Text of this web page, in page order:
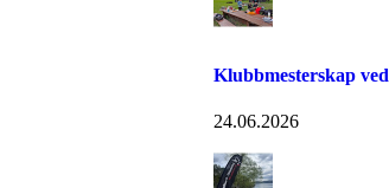
Klubbmesterskap
24.06.2026